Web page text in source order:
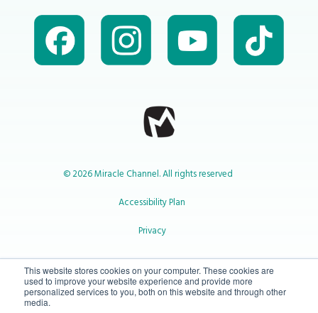
This website stores cookies on your computer. These cookies are
used to improve your website experience and provide more
personalized services to you, both on this website and through other
media.
© 2026 Miracle Channel. All rights reserved
Accessibility Plan
Privacy
1-800-414-2545